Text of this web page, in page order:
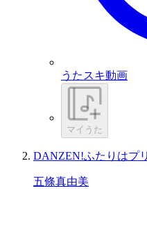
うたスキ動画
マイうた
DANZEN!ふたりはプ
五條真由美